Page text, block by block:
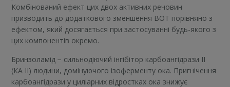
Комбінований ефект цих двох активних речовин
призводить до додаткового зменшення ВОТ порівняно з
ефектом, який досягається при застосуванні будь-якого з
цих компонентів окремо.
Бринзоламід − сильнодіючий інгібітор карбоангідрази II
(КA II) людини, домінуючого ізоферменту ока. Пригнічення
карбоангідрази у циліарних відростках ока знижує